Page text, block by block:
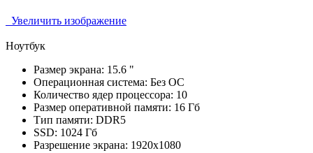
Увеличить изображение
Ноутбук
Размер экрана: 15.6 "
Операционная система: Без ОС
Количество ядер процессора: 10
Размер оперативной памяти: 16 Гб
Тип памяти: DDR5
SSD: 1024 Гб
Разрешение экрана: 1920x1080